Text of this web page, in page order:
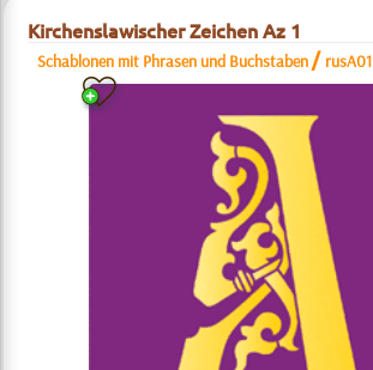
Kirchenslawischer Zeichen Az 1
Schablonen mit Phrasen und Buchstaben / rusA01